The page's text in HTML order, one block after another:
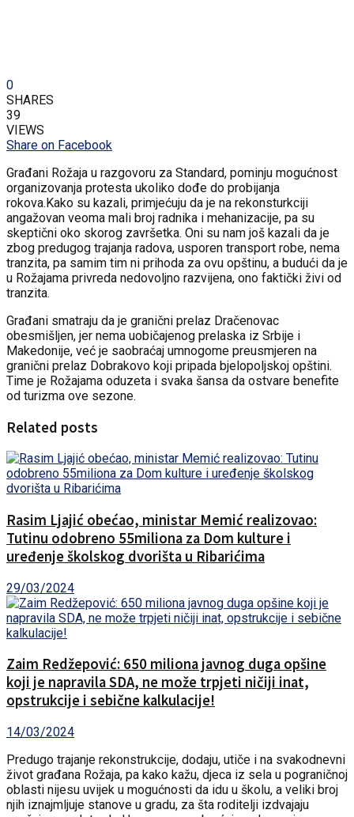
0
SHARES
39
VIEWS
Share on Facebook
Građani Rožaja u razgovoru za Standard, pominju mogućnost
organizovanja protesta ukoliko dođe do probijanja
rokova.Kako su kazali, primjećuju da je na rekonsturkciji
angažovan veoma mali broj radnika i mehanizacije, pa su
skeptični oko skorog završetka. Oni su nam još kazali da je
zbog predugog trajanja radova, usporen transport robe, nema
tranzita, pa samim tim ni prihoda za ovu opštinu, a budući da je
u Rožajama privreda nedovoljno razvijena, ono faktički živi od
tranzita.
Građani smatraju da je granični prelaz Dračenovac
obesmišljen, jer nema uobičajenog prelaska iz Srbije i
Makedonije, već je saobraćaj umnogome preusmjeren na
granični prelaz Dobrakovo koji pripada bjelopoljskoj opštini.
Time je Rožajama oduzeta i svaka šansa da ostvare benefite
od turizma ove sezone.
Related posts
Rasim Ljajić obećao, ministar Memić realizovao:
Tutinu odobreno 55miliona za Dom kulture i
uređenje školskog dvorišta u Ribarićima
29/03/2024
Zaim Redžepović: 650 miliona javnog duga opšine
koji je napravila SDA, ne može trpjeti ničiji inat,
opstrukcije i sebične kalkulacije!
14/03/2024
Predugo trajanje rekonstrukcije, dodaju, utiče i na svakodnevni
život građana Rožaja, pa kako kažu, djeca iz sela u pograničnoj
oblasti nijesu uvijek u mogućnosti da idu u školu, a veliki broj
njih iznajmljuje stanove u gradu, za šta roditelji izdvajaju